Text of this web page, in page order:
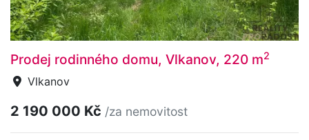
Prodej rodinného domu, Vlkanov, 220 m2
Vlkanov
2 190 000 Kč /za nemovitost